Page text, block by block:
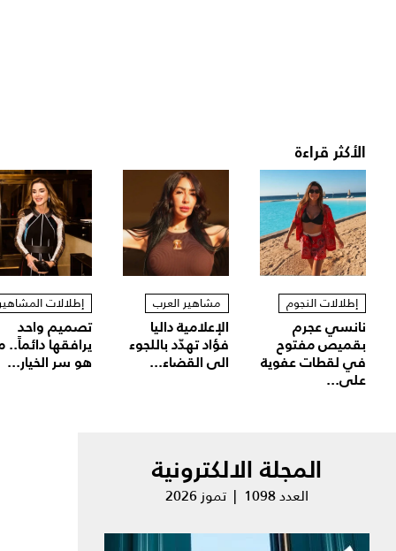
الأكثر قراءة
إطلالات النجوم
نانسي عجرم
بقميص مفتوح
في لقطات عفوية
على...
مشاهير العرب
الإعلامية داليا
فؤاد تهدّد باللجوء
الى القضاء...
إطلالات
تصميم واحد
يرافقها دائماً..
هو سر الخيار...
المجلة الالكترونية
العدد 1098 | تموز 2026